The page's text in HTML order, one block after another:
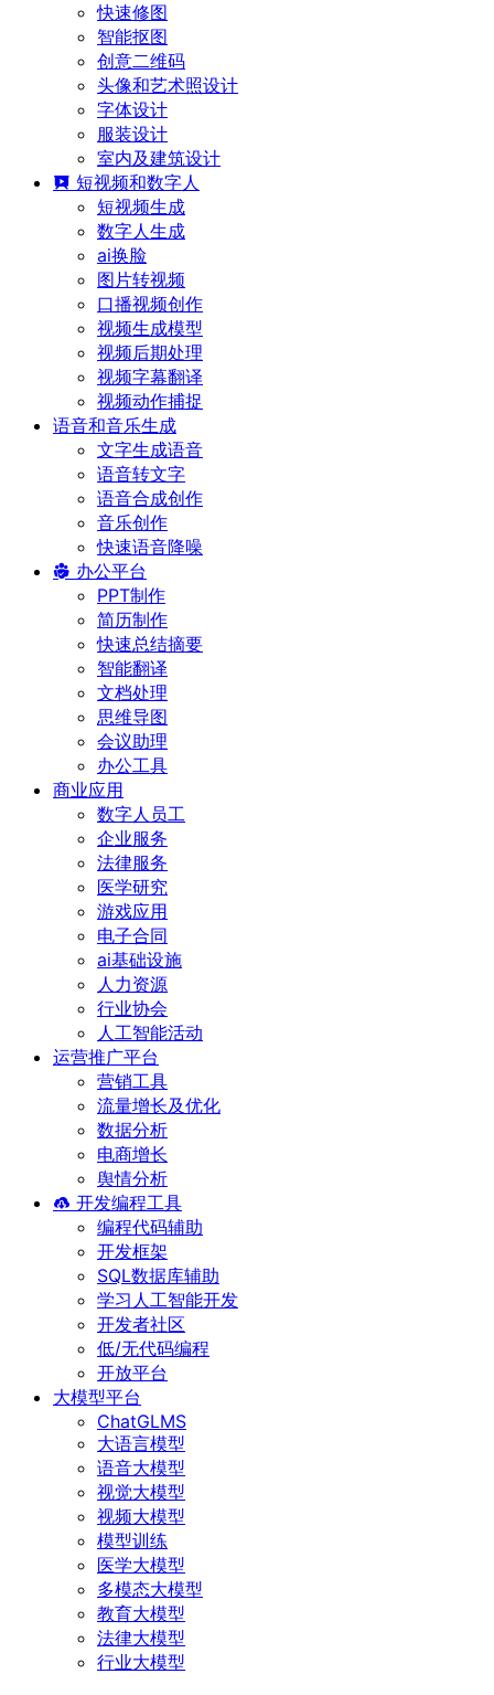
快速修图
智能抠图
创意二维码
头像和艺术照设计
字体设计
服装设计
室内及建筑设计
短视频和数字人
短视频生成
数字人生成
ai换脸
图片转视频
口播视频创作
视频生成模型
视频后期处理
视频字幕翻译
视频动作捕捉
语音和音乐生成
文字生成语音
语音转文字
语音合成创作
音乐创作
快速语音降噪
办公平台
PPT制作
简历制作
快速总结摘要
智能翻译
文档处理
思维导图
会议助理
办公工具
商业应用
数字人员工
企业服务
法律服务
医学研究
游戏应用
电子合同
ai基础设施
人力资源
行业协会
人工智能活动
运营推广平台
营销工具
流量增长及优化
数据分析
电商增长
舆情分析
开发编程工具
编程代码辅助
开发框架
SQL数据库辅助
学习人工智能开发
开发者社区
低/无代码编程
开放平台
大模型平台
ChatGLMS
大语言模型
语音大模型
视觉大模型
视频大模型
模型训练
医学大模型
多模态大模型
教育大模型
法律大模型
行业大模型